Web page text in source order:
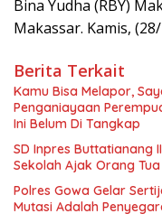
Bina Yudha (RBY)
Makassar. Kamis,
Berita Terkait
Kamu Bisa Melapor,
Penganiayaan
Ini Belum Di Tangkap
SD Inpres Buttatianang
Sekolah Ajak Orang
Polres Gowa Gelar
Mutasi Adalah